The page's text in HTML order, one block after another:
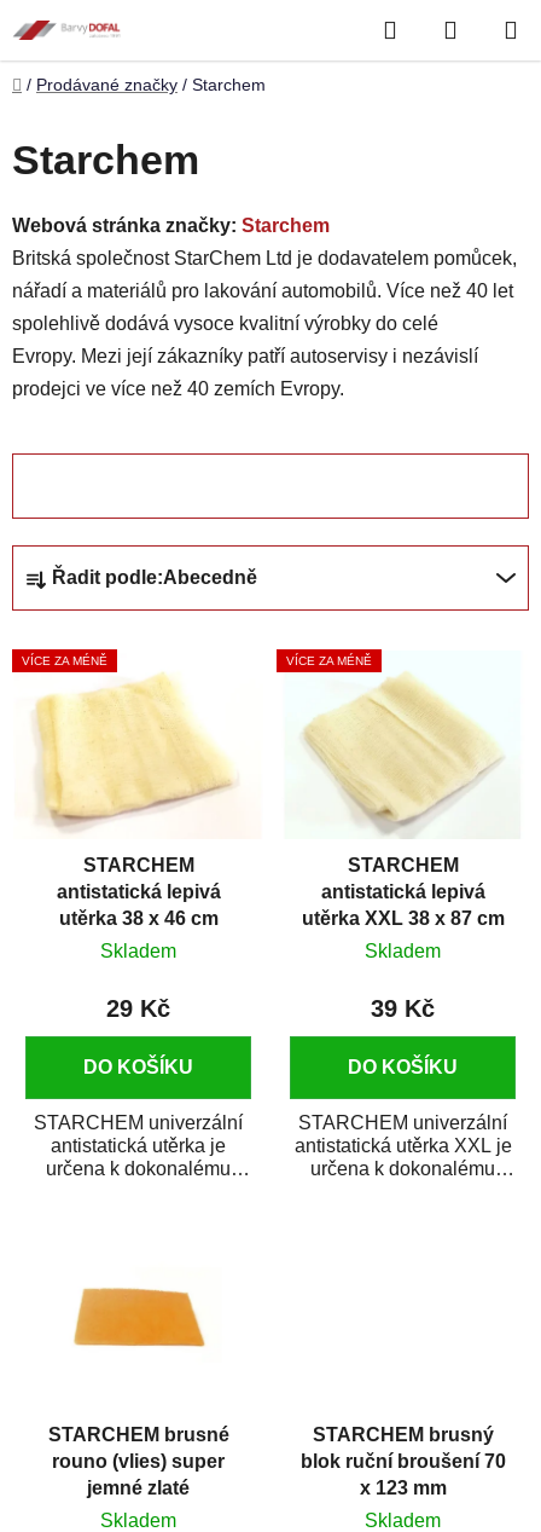
na
obsah
Hledat
KOŠÍK
Domů
/ Prodávané značky / Starchem
Starchem
Webová stránka značky: Starchem
Britská společnost StarChem Ltd je dodavatelem pomůcek,
nářadí a materiálů pro lakování automobilů. Více než 40 let
spolehlivě dodává vysoce kvalitní výrobky do celé
Evropy. Mezi její zákazníky patří autoservisy i nezávislí
prodejci ve více než 40 zemích Evropy.
e
Řadit podle:Abecedně
V
ý
ů
VÍCE ZA MÉNĚ
STARCHEM
antistatická lepivá
utěrka 38 x 46 cm
Skladem
29 Kč
DO KOŠÍKU
STARCHEM univerzální
antistatická utěrka je
určena k dokonalému
VÍCE ZA MÉNĚ
STARCHEM
antistatická lepivá
utěrka XXL 38 x 87 cm
Skladem
39 Kč
DO KOŠÍKU
STARCHEM univerzální
antistatická utěrka XXL je
určena k dokonalému
STARCHEM brusné
rouno (vlies) super
jemné zlaté
Skladem
STARCHEM brusný
blok ruční broušení 70
x 123 mm
Skladem